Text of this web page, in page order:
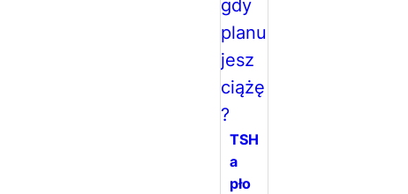
TSH
a
pło